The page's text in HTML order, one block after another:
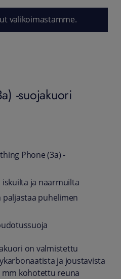
valikoimastamme.
-suojakuori
Phone (3a) -
iskuilta ja naarmuilta
paljastaa puhelimen
on valmistettu
ja joustavista
mm kohotettu reuna